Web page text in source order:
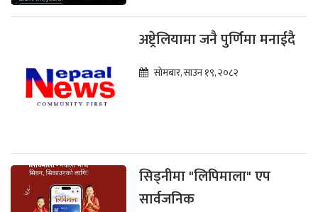
अष्ट्रेलियामा जनै पुर्णिमा मनाईदै
सोमबार, साउन १९, २०८२
सिड्नीमा "लिपिमाला" एप
सार्वजनिक